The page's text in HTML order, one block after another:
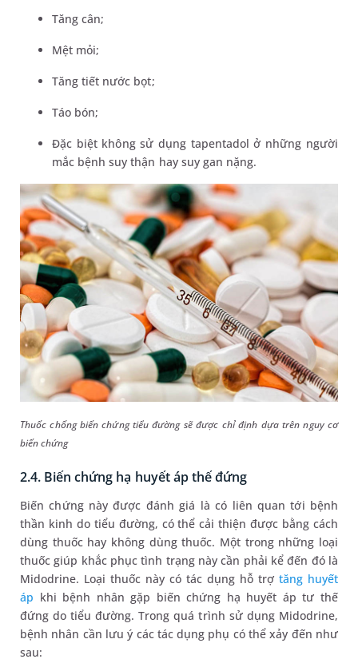
Tăng cân;
Mệt mỏi;
Tăng tiết nước bọt;
Táo bón;
Đặc biệt không sử dụng tapentadol ở những người
mắc bệnh suy thận hay suy gan nặng.
Thuốc chống biến chứng tiểu đường sẽ được chỉ định dựa trên nguy cơ
biến chứng
2.4. Biến chứng hạ huyết áp thế đứng
Biến chứng này được đánh giá là có liên quan tới bệnh
thần kinh do tiểu đường, có thể cải thiện được bằng cách
dùng thuốc hay không dùng thuốc. Một trong những loại
thuốc giúp khắc phục tình trạng này cần phải kể đến đó là
Midodrine. Loại thuốc này có tác dụng hỗ trợ tăng huyết
áp khi bệnh nhân gặp biến chứng hạ huyết áp tư thế
đứng do tiểu đường. Trong quá trình sử dụng Midodrine,
bệnh nhân cần lưu ý các tác dụng phụ có thể xảy đến như
sau: